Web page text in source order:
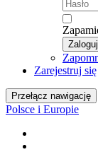
Zaloguj
Zarejestruj się
Przełącz nawigację
Polsce i Europie